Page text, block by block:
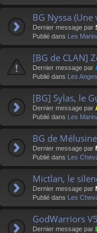
BG Nyssa
Dernier message par
Publié dans Les
[BG de CLAN]
Dernier message par
Publié dans Les
[BG] Sylas, le
Dernier message par
Publié dans Les
BG de Mélusine
Dernier message par
Publié dans Les
Mictlan, le
Dernier message par
Publié dans Les
GodWarriors
Dernier message par